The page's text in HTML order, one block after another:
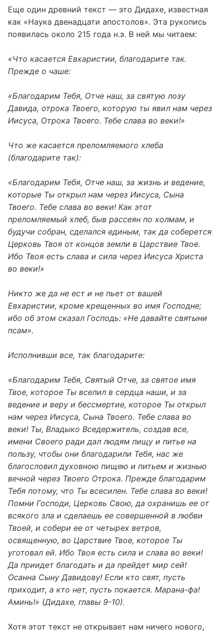
Еще один древний текст — это Дидахе, известная
как «Наука двенадцати апостолов». Эта рукопись
появилась около 215 года н.э. В ней мы читаем:
«Что касается Евхаристии, благодарите так.
Прежде о чаше:
«Благодарим Тебя, Отче наш, за святую лозу
Давида, отрока Твоего, которую ты явил нам через
Иисуса, Отрока Твоего. Тебе слава во веки!»
Что же касается преломляемого хлеба
(благодарите так):
«Благодарим Тебя, Отче наш, за жизнь и ведение,
которые Ты открыл нам через Иисуса, Сына
Твоего. Тебе слава во веки! Как этот
преломляемый хлеб, быв рассеян по холмам, и
будучи собран, сделался единым, так да соберется
Церковь Твоя от концов земли в Царствие Твое.
Ибо Твоя есть слава и сила через Иисуса Христа
во веки!»
Никто же да не ест и не пьет от вашей
Евхаристии, кроме крещенных во имя Господне;
ибо об этом сказал Господь: «Не давайте святыни
псам».
Исполнивши все, так благодарите:
«Благодарим Тебя, Святый Отче, за святое имя
Твое, которое Ты вселил в сердца наши, и за
ведение и веру и бессмертие, которое Ты открыл
нам через Иисуса, Сына Твоего. Тебе слава во
веки! Ты, Владыко Вседержитель, создав все,
имени Своего ради дал людям пищу и питье на
пользу, чтобы они благодарили Тебя, нас же
благословил духовною пищею и питьем и жизнью
вечной через Твоего Отрока. Прежде благодарим
Тебя потому, что Ты всесилен. Тебе слава во веки!
Помни Господи, Церковь Свою, да охранишь ее от
всякого зла и сделаешь ее совершенной в любви
Твоей, и собери ее от четырех ветров,
освященную, во Царствие Твое, которое Ты
уготовал ей. Ибо Твоя есть сила и слава во веки!
Да приидет благодать и да прейдет мир сей!
Осанна Сыну Давидову! Если кто свят, пусть
приходит, а кто нет, пусть покается. Марана-фа!
Аминь!» (Дидахе, главы 9-10).
Хотя этот текст не открывает нам ничего нового,